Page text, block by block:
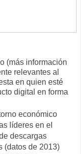
(más información
relevantes al
en quien esté
digital en forma
económico
líderes en el
descargas
(datos de 2013)